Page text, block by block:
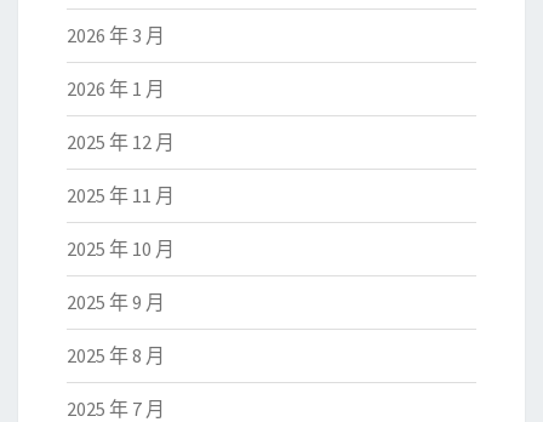
2026 年 3 月
2026 年 1 月
2025 年 12 月
2025 年 11 月
2025 年 10 月
2025 年 9 月
2025 年 8 月
2025 年 7 月